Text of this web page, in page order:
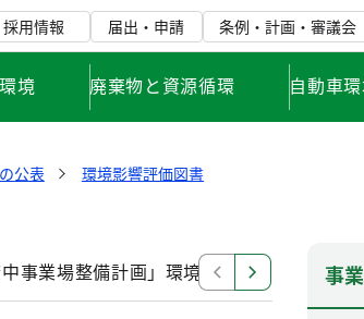
採用情報 届出・申請 条例・計画・審議会
境 廃棄物と資源循環 自動車
公表
環境影響評価図書
中事業場整備計画」環境影響評価調査計画書
事